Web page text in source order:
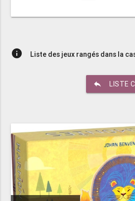
info Liste des jeux rangés dans la
reply LISTE